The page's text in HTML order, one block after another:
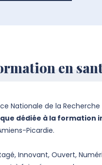
en
Nationale de la Recherche
dédiée à la formation
Picardie.
Innovant, Ouvert,